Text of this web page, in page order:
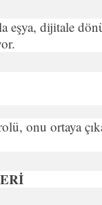
eşya, dijitale
onu ortaya